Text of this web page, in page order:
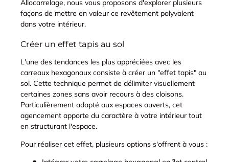
Allocarrelage, nous vous proposons d'explorer plusieurs
façons de mettre en valeur ce revêtement polyvalent
dans votre intérieur.
Créer un effet tapis au sol
L'une des tendances les plus appréciées avec les
carreaux hexagonaux consiste à créer un "effet tapis" au
sol. Cette technique permet de délimiter visuellement
certaines zones sans avoir recours à des cloisons.
Particulièrement adapté aux espaces ouverts, cet
agencement apporte du caractère à votre intérieur tout
en structurant l'espace.
Pour réaliser cet effet, plusieurs options s'offrent à vous :